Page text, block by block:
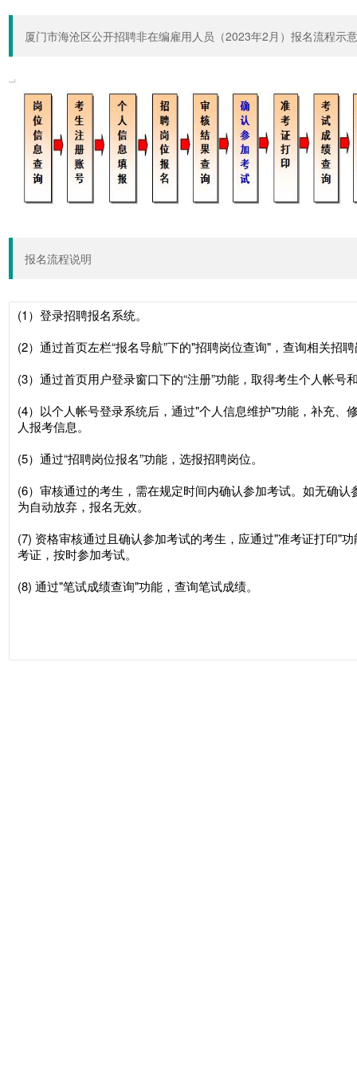
厦门市海沧区公开招聘非在编雇用人员（2023年2月）报名流程示
报名流程说明